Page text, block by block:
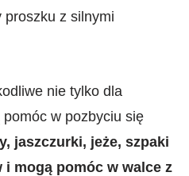
proszku z silnymi
nie tylko dla
w pozbyciu się
jaszczurki, jeże, szpaki
mogą pomóc w walce z